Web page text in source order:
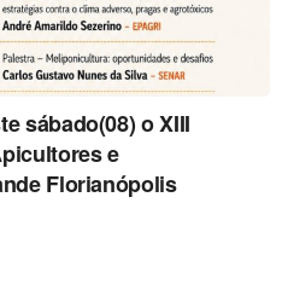
sábado(08) o XIII
e
Florianópolis